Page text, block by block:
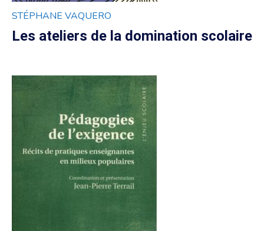
STÉPHANE VAQUERO
Les ateliers de la domination scolaire